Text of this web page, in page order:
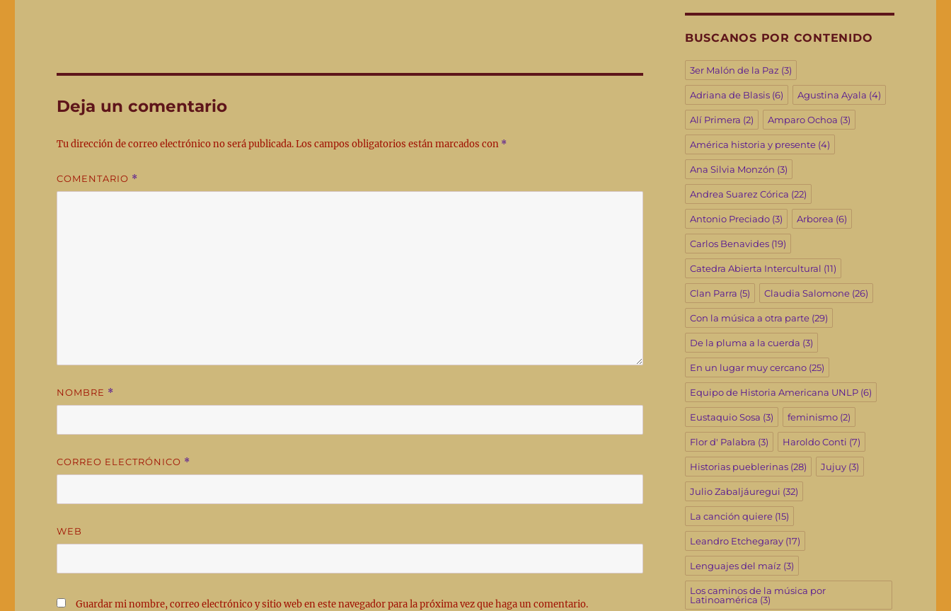
Deja un comentario
Tu dirección de correo electrónico no será publicada.Los campos obligatorios están marcados con *
COMENTARIO *
NOMBRE *
CORREO ELECTRÓNICO *
WEB
Guardar mi nombre, correo electrónico y sitio web en este navegador para la próxima vez que haga un comentario.
BUSCANOS POR CONTENIDO
3er Malón de la Paz (3)
Adriana de Blasis(6) Agustina Ayala (4)
Alí Primera (2) Amparo Ochoa (3)
América historia y presente(4)
Ana Silvia Monzón (3)
Andrea Suarez Córica (22)
Antonio Preciado(3) Arborea (6)
Carlos Benavides(19)
Catedra Abierta Intercultural (11)
Clan Parra (5) Claudia Salomone(26)
Con la música a otra parte(29)
De la pluma a la cuerda (3)
En un lugar muy cercano(25)
Equipo de Historia Americana UNLP(6)
Eustaquio Sosa (3) feminismo(2)
Flor d' Palabra (3) Haroldo Conti (7)
Historias pueblerinas(28) Jujuy(3)
Julio Zabaljáuregui (32)
La canción quiere(15)
Leandro Etchegaray(17)
Lenguajes del maíz (3)
Los caminos de la música por
Latinoamérica (3)